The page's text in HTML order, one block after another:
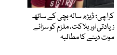
کراچی؛ ڈیڑھ سالہ بچی کے ساتھ
زیادتی اور ہلاکت، ملزم کو سزائے
موت دینے کا مطالبہ